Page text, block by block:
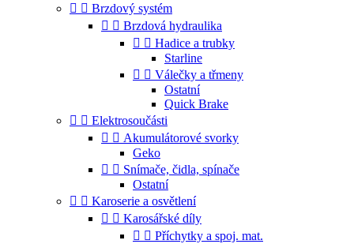
  Brzdový systém
  Brzdová hydraulika
  Hadice a trubky
Starline
  Válečky a třmeny
Ostatní
Quick Brake
  Elektrosoučásti
  Akumulátorové svorky
Geko
  Snímače, čidla, spínače
Ostatní
  Karoserie a osvětlení
  Karosářské díly
  Příchytky a spoj. mat.